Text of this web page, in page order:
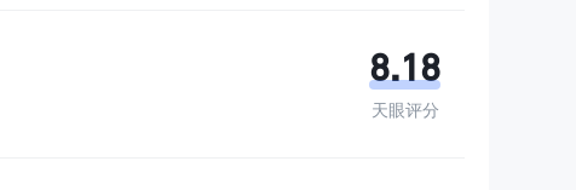
8.18
天眼评分